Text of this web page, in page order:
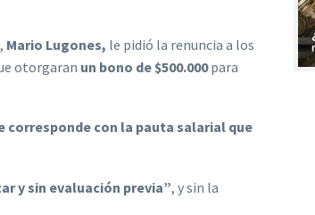
Mario Lugones, le pidió la renuncia a los
otorgaran un bono de $500.000para
corresponde con la pauta salarial que
y sin evaluación previa”, y sin la